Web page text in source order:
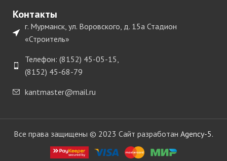
Контакты
г. Мурманск, ул. Воровского, д. 15а Стадион
«Строитель»
Телефон: (8152) 45-05-15,
(8152) 45-68-79
kantmaster@mail.ru
Все права защищены © 2023 Сайт разработан Agency-5.